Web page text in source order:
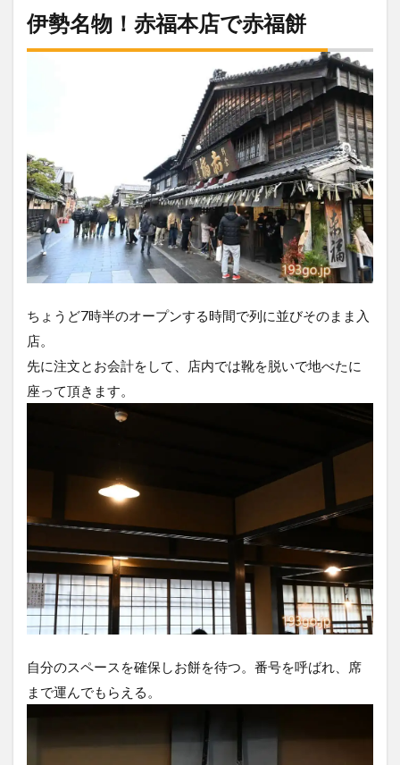
伊勢名物！赤福本店で赤福餅
ちょうど7時半のオープンする時間で列に並びそのまま入
店。
先に注文とお会計をして、店内では靴を脱いで地べたに
座って頂きます。
自分のスペースを確保しお餅を待つ。番号を呼ばれ、席
まで運んでもらえる。